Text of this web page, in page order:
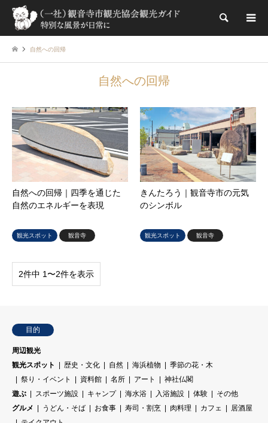
検索
自然への回帰
自然への回帰
自然への回帰｜四季を通じた
自然のエネルギーを表現
観光スポット 観音寺
きんたろう｜観音寺市の元気
のシンボル
観光スポット 観音寺
2件中 1〜2件を表示
目的
周辺観光
観光スポット
歴史・文化 自然 海浜植物
季節の花・木
祭り・イベント
資料館 名所 アート
神社仏閣
遊ぶ
スポーツ施設 キャンプ 海水浴 入浴施設 体験
その他
グルメ
うどん・そば お食事 寿司・割烹 肉料理 カフェ
居酒屋